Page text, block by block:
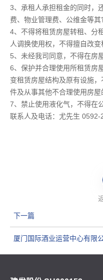
3、承租人承担租金的同时，
费、物业管理费、公维金等其
4、不得将租赁房屋转租、分
人调换使用权，不得擅自改变
5、未经我司同意，不得在房
6、保护并合理使用所租赁房
变租赁房屋结构及原有设施
件及从事其他不合理使用房屋
7、禁止使用液化气，不得在
联系人及电话：尤先生
下一篇
厦门国际酒业运营中心有限